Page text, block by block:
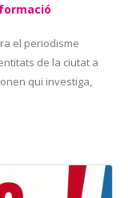
el periodisme
de la ciutat a
qui investiga,